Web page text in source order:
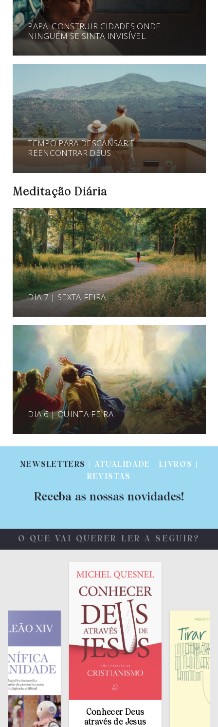
PAPA: CONSTRUIR CIDADES ONDE
NINGUÉM SE SINTA INVISÍVEL
TEMPO PARA DESCANSAR E
REENCONTRAR DEUS
Meditação Diária
DIA 7 | SEXTA-FEIRA
DIA 6 | QUINTA-FEIRA
NEWSLETTERS
| ATUALIDADE | LIVROS |
REVISTAS
Receba as nossas novidades!
O QUE VAI QUERER LER A SEGUIR?
Conhecer Deus
através de Jesus